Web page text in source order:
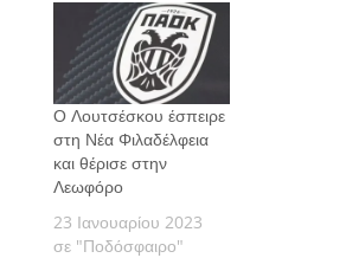
Ο Λουτσέσκου έσπειρε
στη Νέα Φιλαδέλφεια
και θέρισε στην
Λεωφόρο
23 Ιανουαρίου 2023
σε "Ποδόσφαιρο"